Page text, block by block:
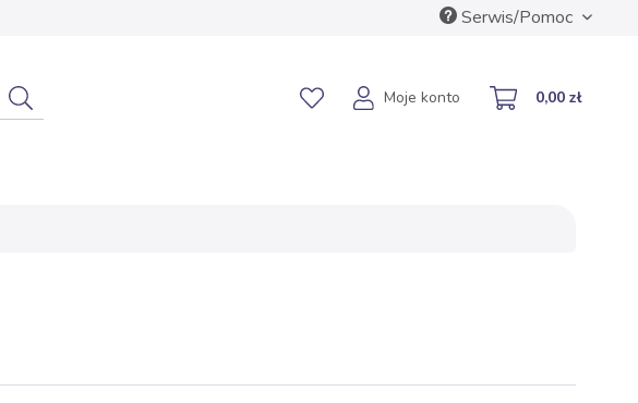
Serwis/Pomoc
Moje konto 0,00 zł